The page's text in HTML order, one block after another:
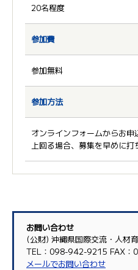
20名程度
参加費
参加無料
参加方法
オンラインフォームからお
上回る場合、募集を早めに打
お問い合わせ
(公財) 沖縄県国際交流・人材
TEL：098-942-9215 FAX
メールでお問い合わせ